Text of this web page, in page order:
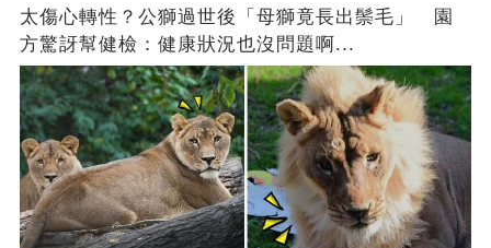
太傷心轉性？公獅過世後「母獅竟長出鬃毛」 園
方驚訝幫健檢：健康狀況也沒問題啊...